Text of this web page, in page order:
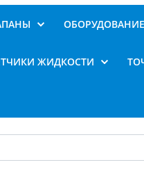
ЖИДКОСТИ